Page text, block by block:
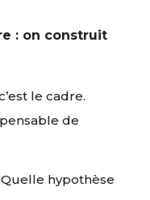
: on construit
le cadre.
de
hypothèse